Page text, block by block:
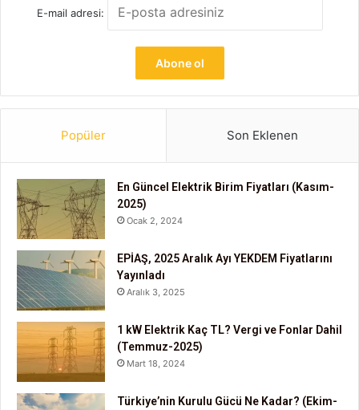
E-mail adresi:
Popüler Son Eklenen
En Güncel Elektrik Birim Fiyatları (Kasım-
2025)
Ocak 2, 2024
EPİAŞ, 2025 Aralık Ayı YEKDEM Fiyatlarını
Yayınladı
Aralık 3, 2025
1 kW Elektrik Kaç TL? Vergi ve Fonlar Dahil
(Temmuz-2025)
Mart 18, 2024
Türkiye’nin Kurulu Gücü Ne Kadar? (Ekim-